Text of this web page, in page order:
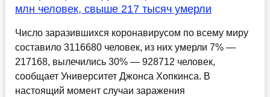
млн человек, свыше 217 тысяч умерли
Число заразившихся коронавирусом по всему миру
составило 3116680 человек, из них умерли 7% —
217168, вылечились 30% — 928712 человек,
сообщает Университет Джонса Хопкинса. В
настоящий момент случаи заражения